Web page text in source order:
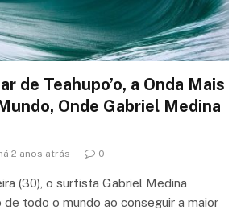
de Teahupo’o, a Onda Mais
Onde Gabriel Medina
2 anos atrás 0
(30), o surfista Gabriel Medina
de todo o mundo ao conseguir a maior